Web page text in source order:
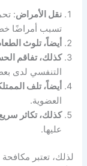
نقل الأمراض:
تسبب أمراضًا
أيضاً، تلوث
كذلك، تفاقم
التنفسي لدى
أيضاً، تلف
العضوية.
كذلك، تكاثر
عليها.
لذلك، تعتبر